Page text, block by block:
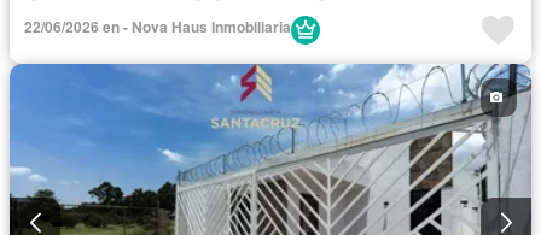
Sin amueblar
22/06/2026 en - Nova Haus Inmobiliaria